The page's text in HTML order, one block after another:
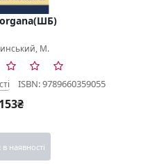
М.
ISBN: 9789660359055
153₴
наявності